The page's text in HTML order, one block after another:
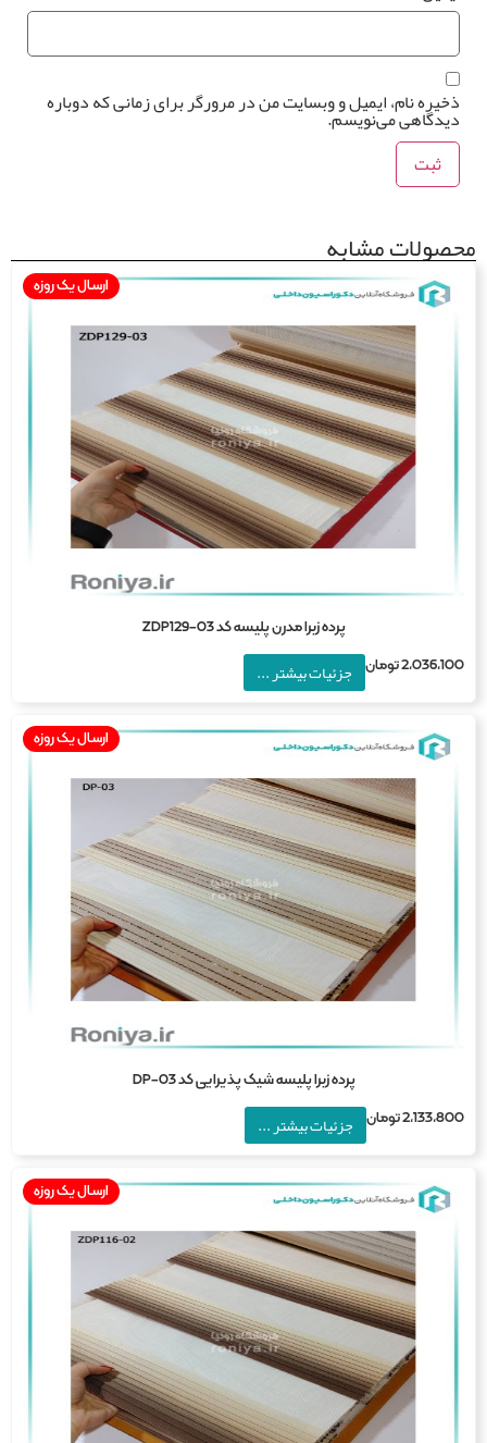
نام، ایمیل و وبسایت من در مرورگر برای زمانی که دوباره
می‌نویسم.
مشابه
ارسال یک روزه
پرده زبرا مدرن پلیسه کد ZDP129-03
تومان جزئیات بیشتر ...
ارسال یک روزه
پرده زبرا پلیسه شیک پذیرایی کد DP-03
تومان جزئیات بیشتر ...
ارسال یک روزه